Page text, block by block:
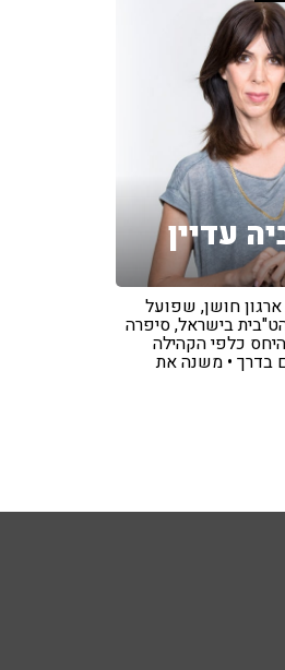
עדיין
חושן, שפועל
בישראל, סיפרה
כלפי הקהילה
בדרך • משנה את